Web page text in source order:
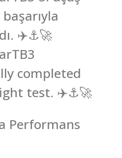
✈️⚓️🚀
completed
test. ✈️⚓️🚀
Performans